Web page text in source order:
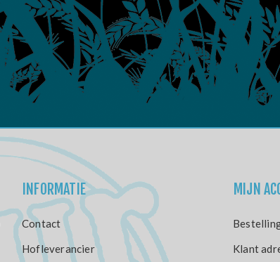
INFORMATIE
Contact
Hofleverancier
MIJN
Klant